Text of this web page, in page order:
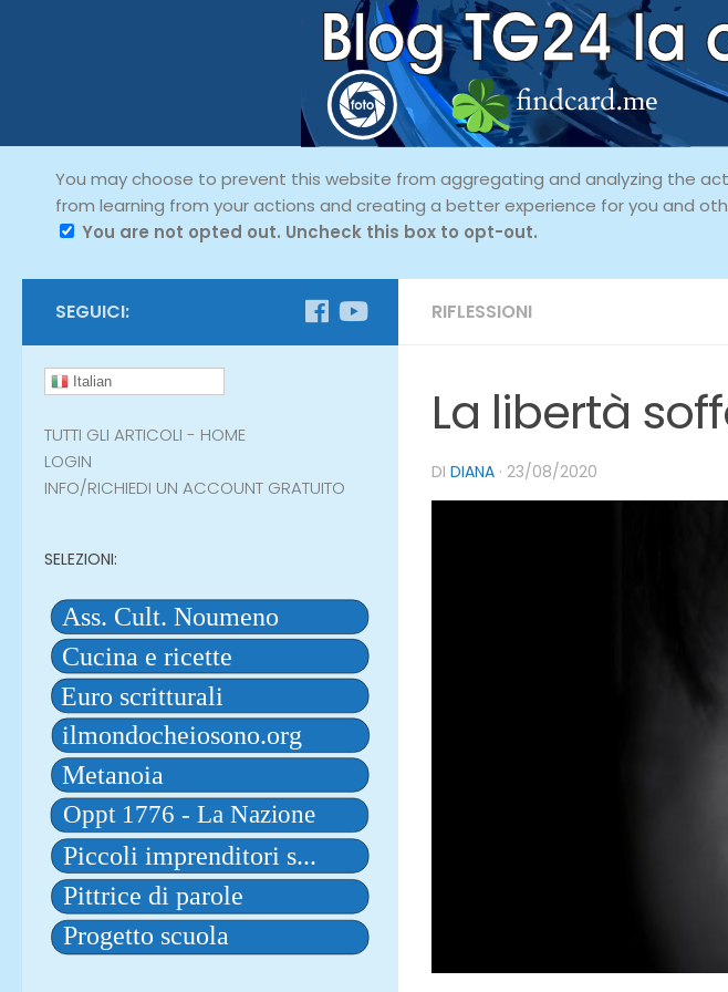
You may choose to prevent this website from aggregating and analyzing the
from learning from your actions and creating a better experience for you and
You are not opted out. Uncheck this box to opt-out.
RIFLESSIONI
La libertà
DI DIANA · 23/08/2020
SEGUICI:
Italian
TUTTI GLI ARTICOLI - HOME
LOGIN
INFO/RICHIEDI UN ACCOUNT GRATUITO
SELEZIONI: